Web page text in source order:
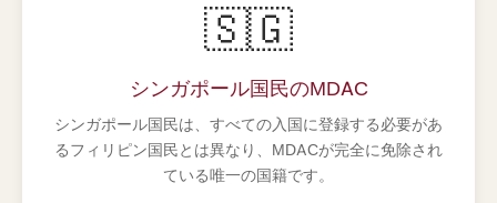
🇸🇬
シンガポール国民のMDAC
シンガポール国民は、すべての入国に登録する必要があ
るフィリピン国民とは異なり、MDACが完全に免除され
ている唯一の国籍です。